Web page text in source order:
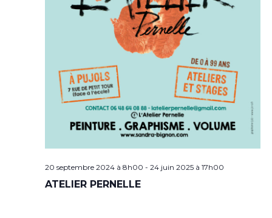
20 septembre 2024 à 8h00 - 24 juin 2025 à 17h00
ATELIER PERNELLE